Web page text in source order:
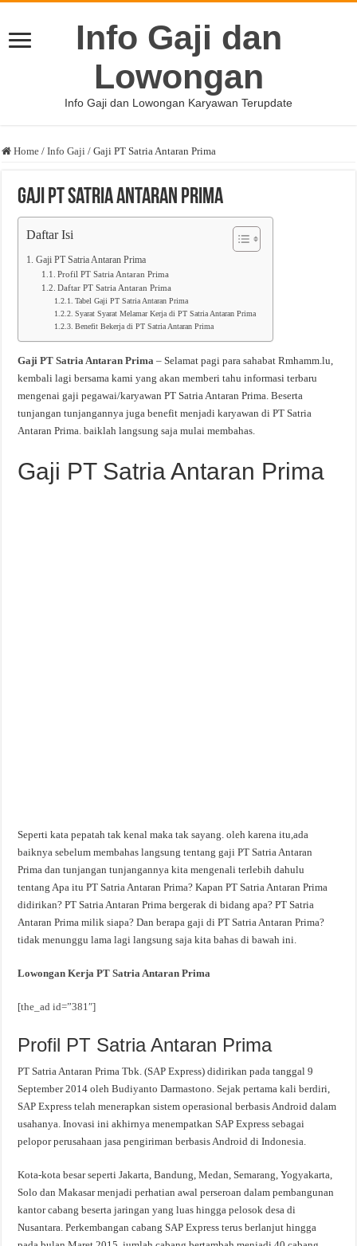
Info Gaji dan
Lowongan
Info Gaji dan Lowongan Karyawan Terupdate
Home / Info Gaji / Gaji PT Satria Antaran Prima
Gaji PT Satria Antaran Prima
Daftar Isi
Gaji PT Satria Antaran Prima
Profil PT Satria Antaran Prima
Daftar PT Satria Antaran Prima
Tabel Gaji PT Satria Antaran Prima
Syarat Syarat Melamar Kerja di PT Satria Antaran Prima
Benefit Bekerja di PT Satria Antaran Prima
Gaji PT Satria Antaran Prima – Selamat pagi para sahabat Rmhamm.lu,
kembali lagi bersama kami yang akan memberi tahu informasi terbaru
mengenai gaji pegawai/karyawan PT Satria Antaran Prima. Beserta
tunjangan tunjangannya juga benefit menjadi karyawan di PT Satria
Antaran Prima. baiklah langsung saja mulai membahas.
Gaji PT Satria Antaran Prima
Seperti kata pepatah tak kenal maka tak sayang. oleh karena itu,ada
baiknya sebelum membahas langsung tentang gaji PT Satria Antaran
Prima dan tunjangan tunjangannya kita mengenali terlebih dahulu
tentang Apa itu PT Satria Antaran Prima? Kapan PT Satria Antaran Prima
didirikan? PT Satria Antaran Prima bergerak di bidang apa? PT Satria
Antaran Prima milik siapa? Dan berapa gaji di PT Satria Antaran Prima?
tidak menunggu lama lagi langsung saja kita bahas di bawah ini.
Lowongan Kerja PT Satria Antaran Prima
[the_ad id=”381″]
Profil PT Satria Antaran Prima
PT Satria Antaran Prima Tbk. (SAP Express) didirikan pada tanggal 9
September 2014 oleh Budiyanto Darmastono. Sejak pertama kali berdiri,
SAP Express telah menerapkan sistem operasional berbasis Android dalam
usahanya. Inovasi ini akhirnya menempatkan SAP Express sebagai
pelopor perusahaan jasa pengiriman berbasis Android di Indonesia.
Kota-kota besar seperti Jakarta, Bandung, Medan, Semarang, Yogyakarta,
Solo dan Makasar menjadi perhatian awal perseroan dalam pembangunan
kantor cabang beserta jaringan yang luas hingga pelosok desa di
Nusantara. Perkembangan cabang SAP Express terus berlanjut hingga